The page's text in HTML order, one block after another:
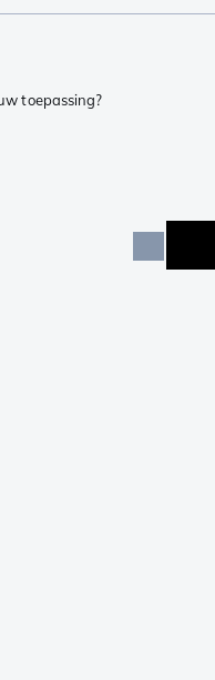
toepassing?